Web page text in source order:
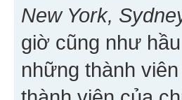
New York,
giờ cũng như
những thành